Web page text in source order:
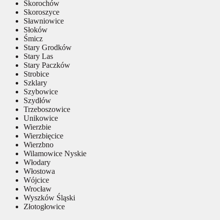
Skorochów
Skoroszyce
Sławniowice
Słoków
Śmicz
Stary Grodków
Stary Las
Stary Paczków
Strobice
Szklary
Szybowice
Szydłów
Trzeboszowice
Unikowice
Wierzbie
Wierzbięcice
Wierzbno
Wilamowice Nyskie
Włodary
Włostowa
Wójcice
Wrocław
Wyszków Śląski
Złotogłowice